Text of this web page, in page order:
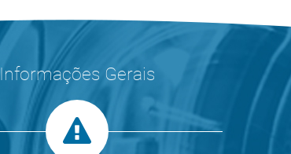
Informações Gerais